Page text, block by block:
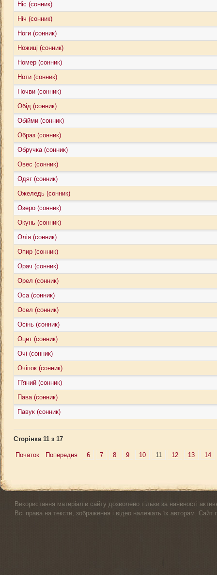
Ніс (сонник)
Ніч (сонник)
Ноги (сонник)
Ножиці (сонник)
Номер (сонник)
Ноти (сонник)
Ночви (сонник)
Обід (сонник)
Обійми (сонник)
Образ (сонник)
Обручка (сонник)
Овес (сонник)
Одяг (сонник)
Ожеледь (сонник)
Озеро (сонник)
Окунь (сонник)
Олія (сонник)
Опир (сонник)
Орач (сонник)
Орел (сонник)
Оса (сонник)
Осел (сонник)
Осінь (сонник)
Оцет (сонник)
Очі (сонник)
Очіпок (сонник)
П'яний (сонник)
Пава (сонник)
Павук (сонник)
Сторінка 11 з 17
Початок Попередня 6 7 8 9 10 11 12 13 14
Використання матеріалів сайту дозволено тільки за наявності
Всі права на тексти, зображення і відео належать їх авторам.